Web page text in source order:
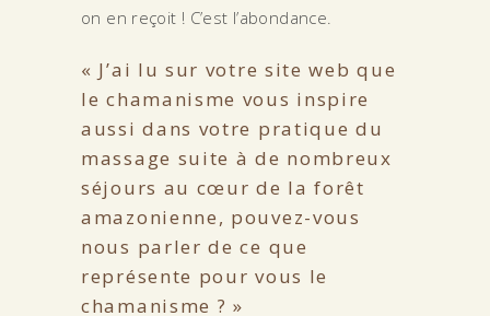
on en reçoit ! C’est l’abondance.
« J’ai lu sur votre site web que
le chamanisme vous inspire
aussi dans votre pratique du
massage suite à de nombreux
séjours au cœur de la forêt
amazonienne, pouvez-vous
nous parler de ce que
représente pour vous le
chamanisme ? »